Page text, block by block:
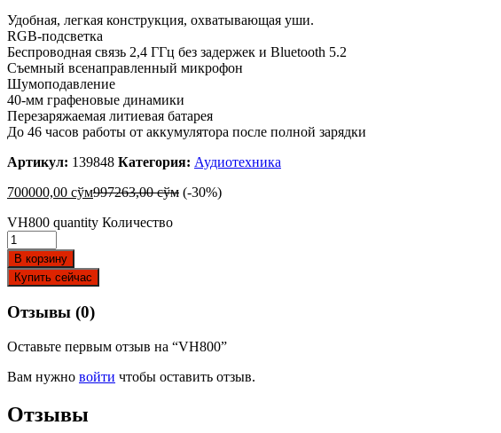
Удобная, легкая конструкция, охватывающая уши.
RGB-подсветка
Беспроводная связь 2,4 ГГц без задержек и Bluetooth 5.2
Съемный всенаправленный микрофон
Шумоподавление
40-мм графеновые динамики
Перезаряжаемая литиевая батарея
До 46 часов работы от аккумулятора после полной зарядки
Артикул: 139848 Категория: Аудиотехника
700000,00 сўм997263,00сўм (-30%)
VH800 quantity Количество
В корзину
Купить сейчас
Отзывы (0)
Оставьте первым отзыв на “VH800”
Вам нужно войти чтобы оставить отзыв.
Отзывы